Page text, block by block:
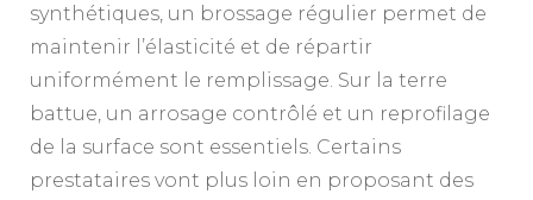
synthétiques, un brossage régulier permet de
maintenir l’élasticité et de répartir
uniformément le remplissage. Sur la terre
battue, un arrosage contrôlé et un reprofilage
de la surface sont essentiels. Certains
prestataires vont plus loin en proposant des